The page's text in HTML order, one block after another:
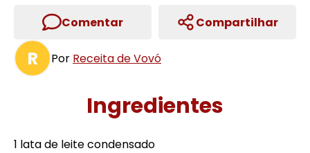
Comentar Compartilhar
R Por Receita de Vovó
Ingredientes
1 lata de leite condensado